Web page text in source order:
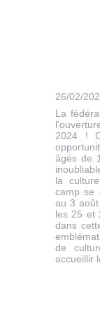
26/02/
La
2024 !
âgés de
la
camp se
au 3
les 25 et
dans
de
accueillir